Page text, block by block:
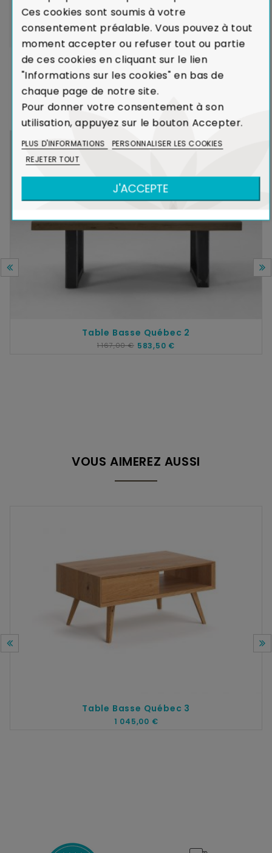
Voir Charte de Qualité
DANS LA MÊME COLLECTION
-50%
Table Basse Québec 2
1 167,00 € 583,50 €
VOUS AIMEREZ AUSSI
Table Basse Québec 3
1 045,00 €
Ces cookies sont soumis à votre
consentement préalable. Vous pouvez à tout
moment accepter ou refuser tout ou partie
de ces cookies en cliquant sur le lien
"Informations sur les cookies" en bas de
chaque page de notre site.
Pour donner votre consentement à son
utilisation, appuyez sur le bouton Accepter.
PLUS D'INFORMATIONS
PERSONNALISER LES COOKIES
REJETER TOUT
J'ACCEPTE